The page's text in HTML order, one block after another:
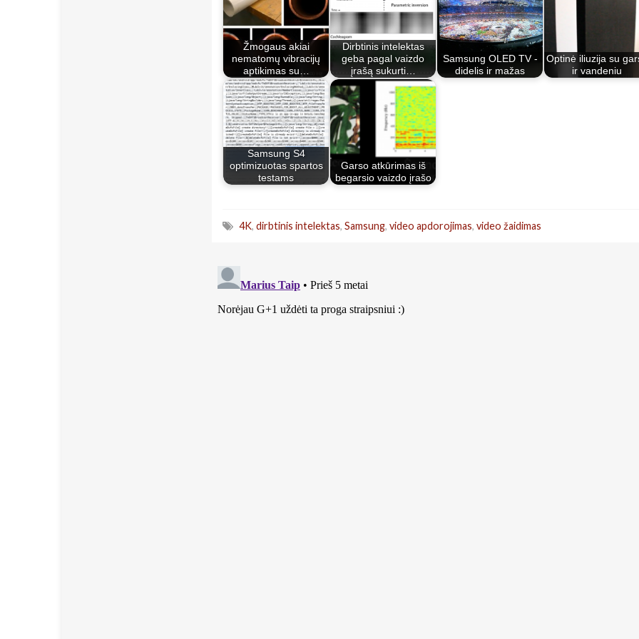
Žmogaus akiai
nematomų vibracijų
aptikimas su…
Dirbtinis intelektas
geba pagal vaizdo
įrašą sukurti…
Samsung OLED TV -
didelis ir mažas
Optinė iliuzija su
ir vandeniu
Samsung S4
optimizuotas spartos
testams
Garso atkūrimas iš
begarsio vaizdo įrašo
4K, dirbtinis intelektas, Samsung, video apdorojimas, video žaidimas